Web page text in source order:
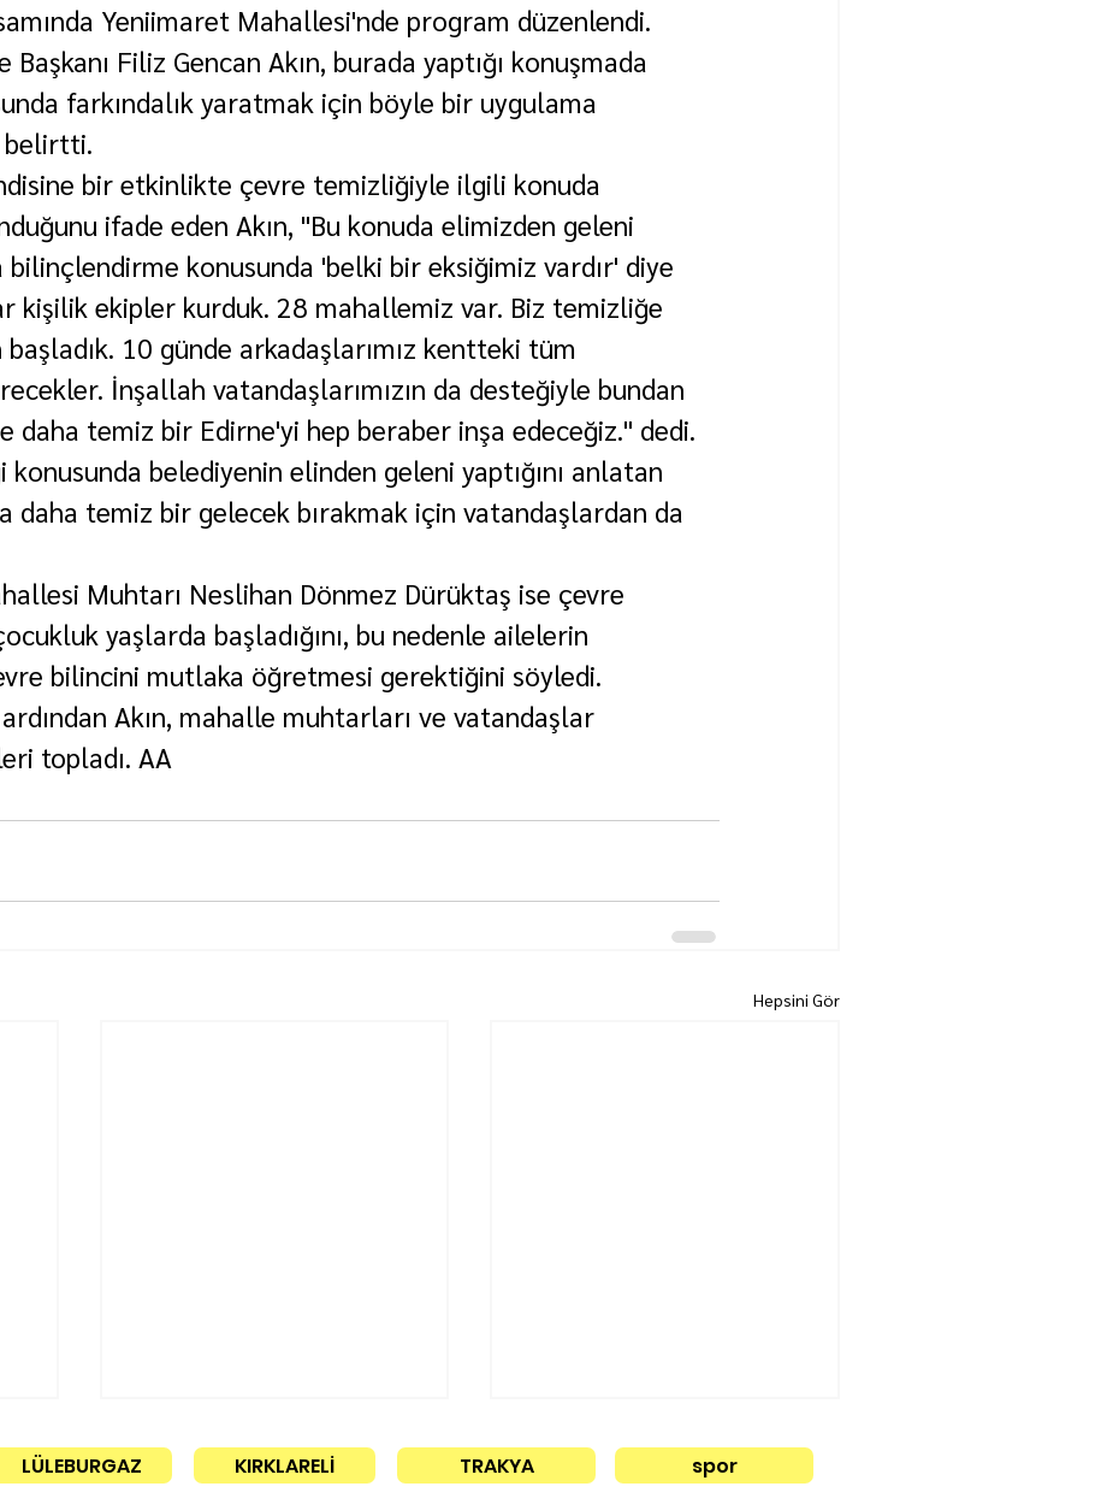
Yeniimaret Mahallesi'nde program düzenlendi.
Başkanı Filiz Gencan Akın, burada yaptığı konuşmada
farkındalık yaratmak için böyle bir uygulama
belirtti.
bir etkinlikte çevre temizliğiyle ilgili konuda
ifade eden Akın, "Bu konuda elimizden geleni
bilinçlendirme konusunda 'belki bir eksiğimiz vardır' diye
kişilik ekipler kurduk. 28 mahallemiz var. Biz temizliğe
10 günde arkadaşlarımız kentteki tüm
İnşallah vatandaşlarımızın da desteğiyle bundan
daha temiz bir Edirne'yi hep beraber inşa edeceğiz." dedi.
belediyenin elinden geleni yaptığını anlatan
daha temiz bir gelecek bırakmak için vatandaşlardan da
Muhtarı Neslihan Dönmez Dürüktaş ise çevre
yaşlarda başladığını, bu nedenle ailelerin
bilincini mutlaka öğretmesi gerektiğini söyledi.
Akın, mahalle muhtarları ve vatandaşlar
topladı. AA
Hepsini Gör
LÜLEBURGAZ KIRKLARELİ TRAKYA spor